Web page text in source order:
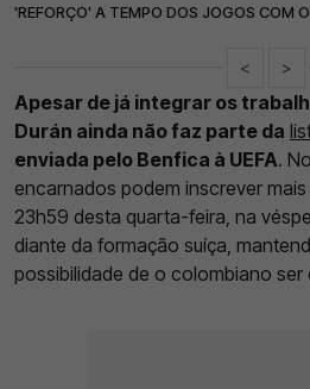
'REFORÇO' A TEMPO DOS JOGOS COM
< >
Apesar de já integrar os
Durán ainda não faz parte da
enviada pelo Benfica à UEFA.
encarnados podem inscrever
23h59 desta quarta-feira, na
diante da formação suíça,
possibilidade de o colombiano ser